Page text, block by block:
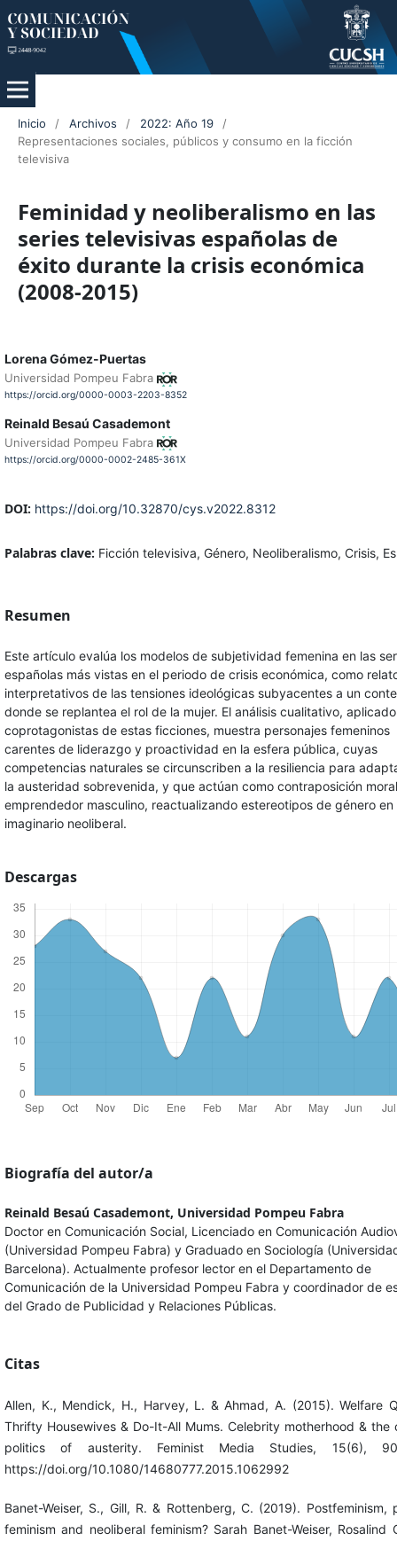
Inicio / Archivos / 2022: Año 19
/
Representaciones sociales, públicos y consumo en la ficción
televisiva
Feminidad y neoliberalismo en las
series televisivas españolas de
éxito durante la crisis económica
(2008-2015)
Lorena Gómez-Puertas
Universidad Pompeu Fabra
https://orcid.org/0000-0003-2203-8352
Reinald Besaú Casademont
Universidad Pompeu Fabra
https://orcid.org/0000-0002-2485-361X
DOI: https://doi.org/10.32870/cys.v2022.8312
Palabras clave: Ficción televisiva, Género, Neoliberalismo, Crisis,
Resumen
Este artículo evalúa los modelos de subjetividad femenina en las
españolas más vistas en el periodo de crisis económica, como
interpretativos de las tensiones ideológicas subyacentes a un
donde se replantea el rol de la mujer. El análisis cualitativo,
coprotagonistas de estas ficciones, muestra personajes femeninos
carentes de liderazgo y proactividad en la esfera pública, cuyas
competencias naturales se circunscriben a la resiliencia para
la austeridad sobrevenida, y que actúan como contraposición
emprendedor masculino, reactualizando estereotipos de género en
imaginario neoliberal.
Descargas
Biografía del autor/a
Reinald Besaú Casademont, Universidad Pompeu Fabra
Doctor en Comunicación Social, Licenciado en Comunicación
(Universidad Pompeu Fabra) y Graduado en Sociología
Barcelona). Actualmente profesor lector en el Departamento de
Comunicación de la Universidad Pompeu Fabra y coordinador de
del Grado de Publicidad y Relaciones Públicas.
Citas
Allen, K., Mendick, H., Harvey, L. & Ahmad, A. (2015). Welfare
Thrifty Housewives & Do-It-All Mums. Celebrity motherhood & the
politics of austerity. Feminist Media Studies, 15(6),
https://doi.org/10.1080/14680777.2015.1062992
Banet-Weiser, S., Gill, R. & Rottenberg, C. (2019). Postfeminism,
feminism and neoliberal feminism? Sarah Banet-Weiser, Rosalind